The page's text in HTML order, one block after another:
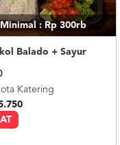
Minimal : Rp 300rb
Balado + Sayur
Katering